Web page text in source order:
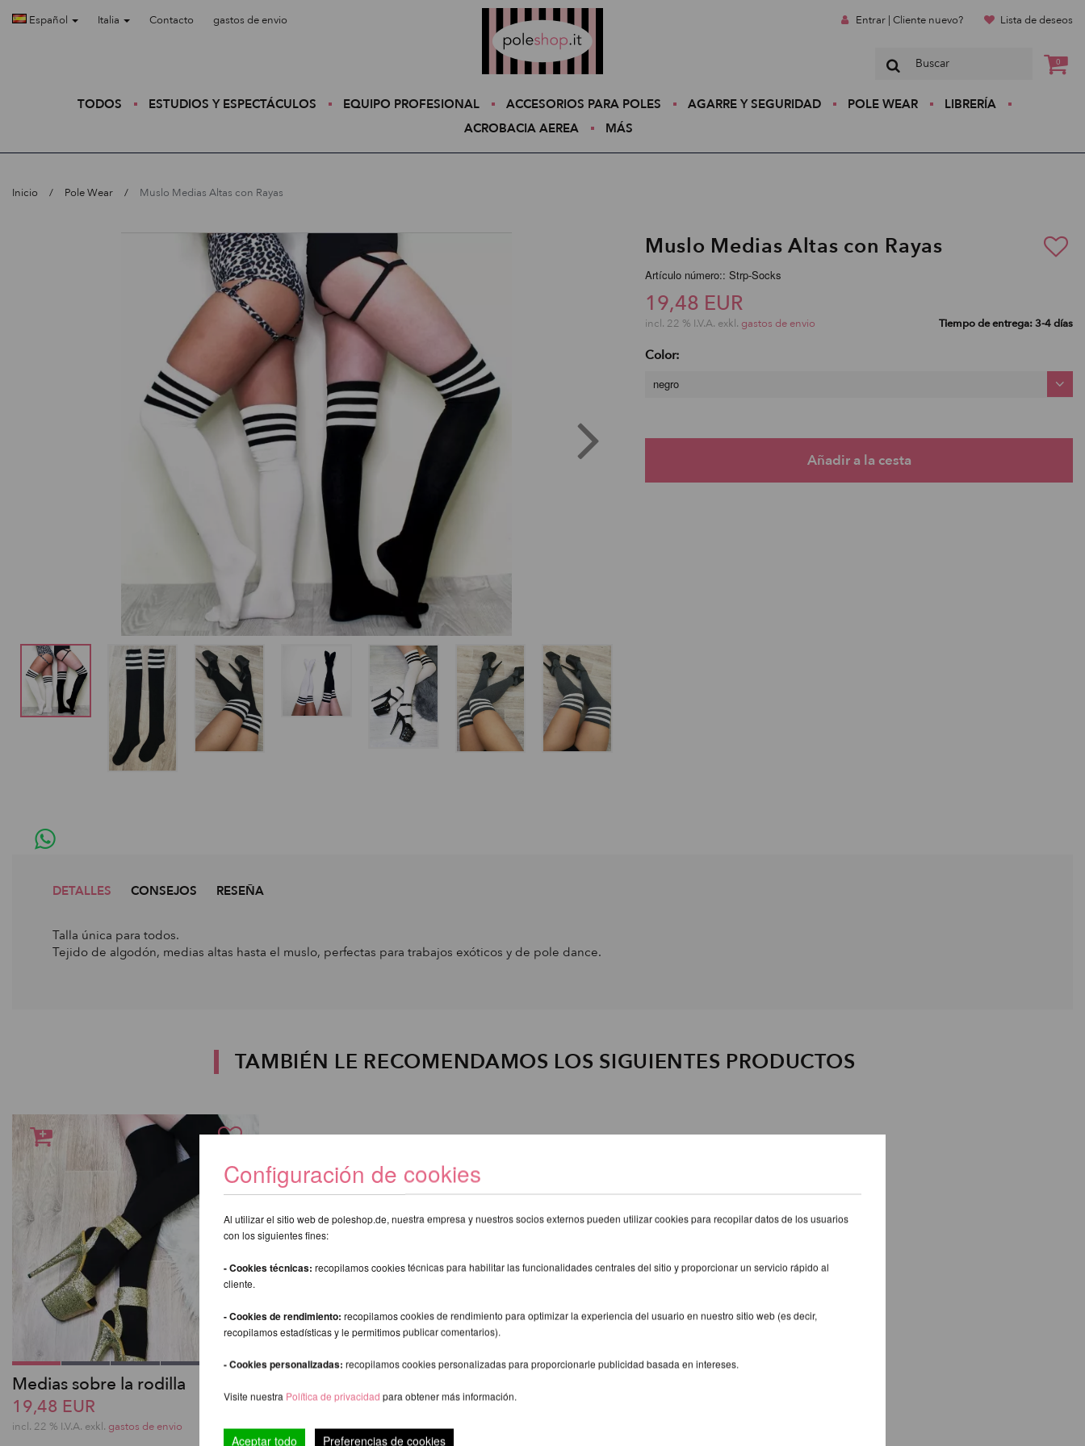
Español Italia Contacto gastos de envio Entrar | Cliente nuevo? Lista de deseos
0
TODOS ESTUDIOS Y ESPECTÁCULOS EQUIPO PROFESIONAL ACCESORIOS PARA POLES AGARRE Y SEGURIDAD POLE WEAR
LIBRERÍA
ACROBACIA AEREA
MÁS
Inicio Pole Wear Muslo Medias Altas con Rayas
Muslo Medias Altas con Rayas
Artículo número:: Strp-Socks
19,48 EUR
incl. 22 % I.V.A. exkl. gastos de envio Tiempo de entrega: 3-4 días
Color:
negro
DETALLES CONSEJOS RESEÑA
Talla única para todos.
Tejido de algodón, medias altas hasta el muslo, perfectas para trabajos exóticos y de pole dance.
TAMBIÉN LE RECOMENDAMOS LOS SIGUIENTES PRODUCTOS
Medias sobre la rodilla
19,48 EUR
incl. 22 % I.V.A. exkl. gastos de envio
Configuración de cookies
Al utilizar el sitio web de poleshop.de, nuestra empresa y nuestros socios externos pueden utilizar cookies para recopilar datos de los usuarios
con los siguientes fines:
- Cookies técnicas: recopilamos cookies técnicas para habilitar las funcionalidades centrales del sitio y proporcionar un servicio rápido al
cliente.
- Cookies de rendimiento: recopilamos cookies de rendimiento para optimizar la experiencia del usuario en nuestro sitio web (es decir,
recopilamos estadísticas y le permitimos publicar comentarios).
- Cookies personalizadas: recopilamos cookies personalizadas para proporcionarle publicidad basada en intereses.
Visite nuestra Política de privacidad para obtener más información.
Aceptar todo Preferencias de cookies